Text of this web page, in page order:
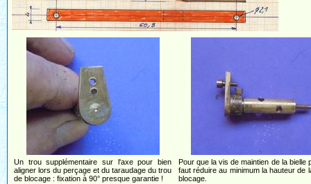
Un trou supplémentaire sur l'axe pour bien
aligner lors du perçage et du taraudage du trou
de blocage : fixation à 90° presque garantie !
Pour que la vis de maintien de la bielle
faut réduire au minimum la hauteur de
blocage.